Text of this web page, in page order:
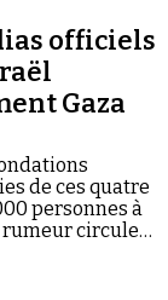
officiels
Gaza
de ces quatre
personnes à
rumeur circule